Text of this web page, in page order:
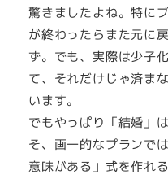
驚きましたよね。特に
が終わったらまた元に
ず。でも、実際は少子
て、それだけじゃ済ま
います。
でもやっぱり「結婚」
そ、画一的なプランで
意味がある」式を作れ